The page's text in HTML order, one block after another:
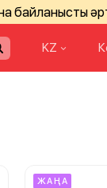
байланысты
KZ
ЖАҢА